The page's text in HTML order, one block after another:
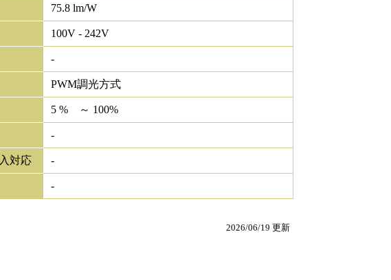
75.8 lm/W
100V - 242V
-
PWM調光方式
5 % ～ 100%
-
対応 -
-
2026/06/19 更新